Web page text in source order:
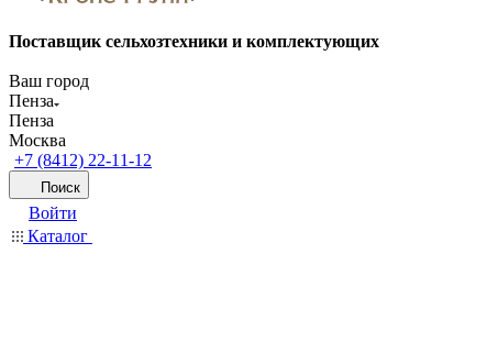
Поставщик сельхозтехники и комплектующих
Ваш город
Пенза
Пенза
Москва
+7 (8412) 22-11-12
Поиск
Войти
Каталог